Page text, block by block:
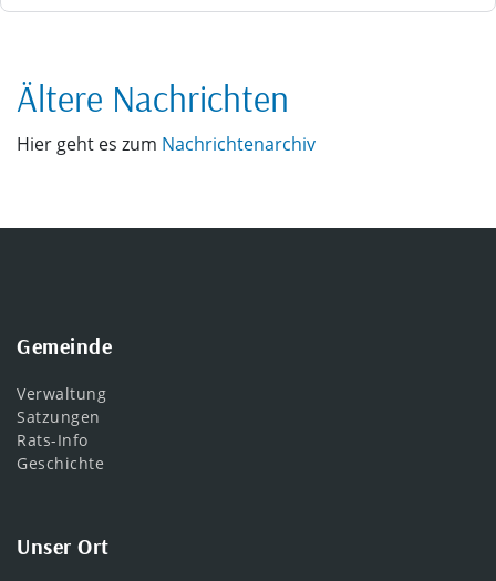
Ältere Nachrichten
Hier geht es zum Nachrichtenarchiv
Gemeinde
Verwaltung
Satzungen
Rats-Info
Geschichte
Unser Ort